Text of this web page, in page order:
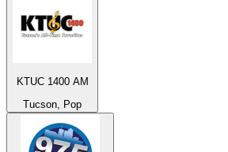
KTUC 1400 AM
Tucson, Pop